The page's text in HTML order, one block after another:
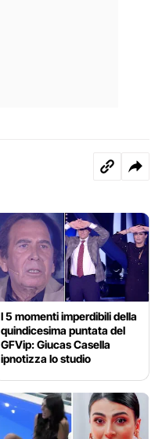
I 5 momenti imperdibili della
quindicesima puntata del
GFVip: Giucas Casella
ipnotizza lo studio